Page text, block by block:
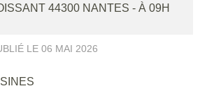
44300 NANTES - À 09H
LE 06 MAI 2026